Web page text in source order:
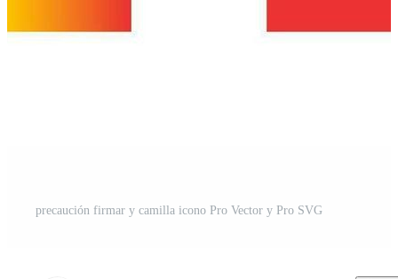
precaución firmar y camilla icono Pro Vector y Pro SVG